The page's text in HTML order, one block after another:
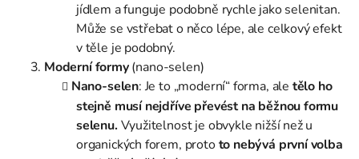
jídlem a funguje podobně rychle jako selenitan.
Může se vstřebat o něco lépe, ale celkový efekt
v těle je podobný.
Moderní formy(nano-selen)
Nano-selen: Je to „moderní“ forma, ale tělo ho
stejně musí nejdříve převést na běžnou formu
selenu. Využitelnost je obvykle nižší než u
organických forem, prototo nebývá první volba